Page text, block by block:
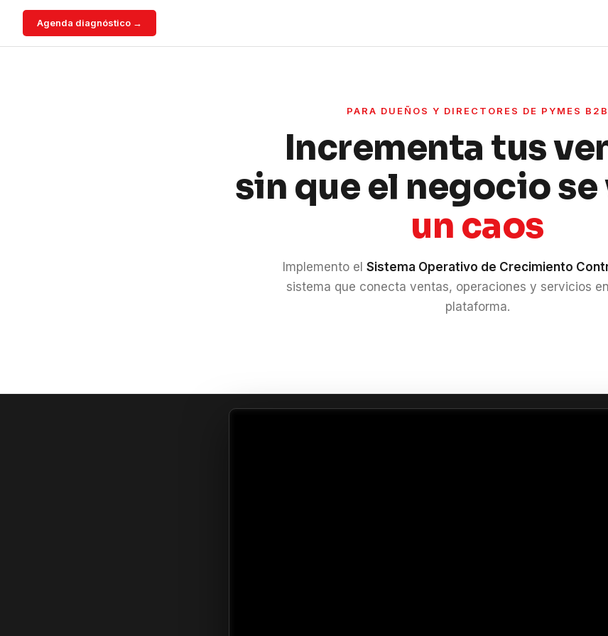
Agenda diagnóstico →
PARA DUEÑOS Y DIRECTORES DE PYMES B2B
Incrementa tus
sin que el negocio se
un caos
Implemento el Sistema Operativo de Crecimiento
sistema que conecta ventas, operaciones y servicios
plataforma.